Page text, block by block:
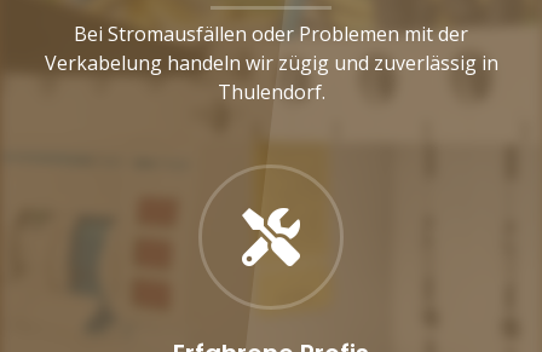
Bei Stromausfällen oder Problemen mit der
Verkabelung handeln wir zügig und zuverlässig in
Thulendorf.